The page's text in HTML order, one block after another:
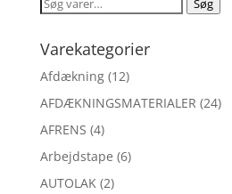
Søg
Varekategorier
Afdækning (12)
AFDÆKNINGSMATERIALER (24)
AFRENS (4)
Arbejdstape (6)
AUTOLAK (2)